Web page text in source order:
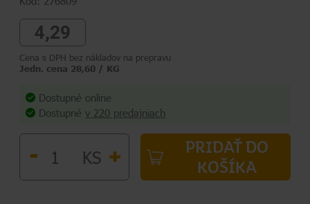
4,29
Cena s DPH bez nákladov na prepravu
Jedn. cena 28,60 / KG
Dostupné online
Dostupné v 220 predajniach
- KS +
PRIDAŤ DO
KOŠÍKA